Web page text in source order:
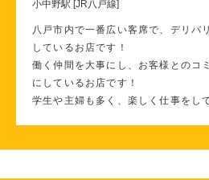
小中野駅 [JR八戸線]
八戸市内で一番広い客席で、デリバ
しているお店です！
働く仲間を大事にし、お客様とのコ
にしているお店です！
学生や主婦も多く、楽しく仕事をし